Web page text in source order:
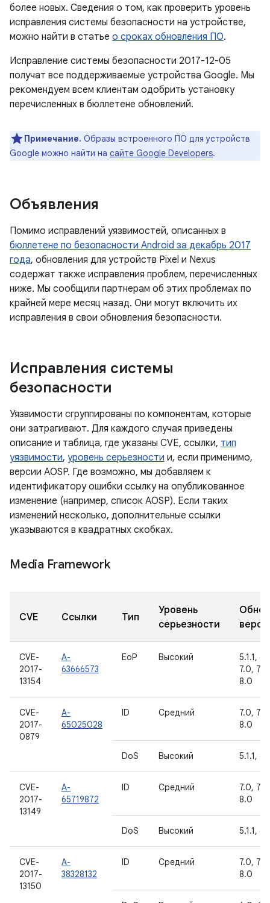
более новых. Сведения о том, как проверить уровень
исправления системы безопасности на устройстве,
можно найти в статье о сроках обновления ПО.
Исправление системы безопасности 2017-12-05
получат все поддерживаемые устройства Google. Мы
рекомендуем всем клиентам одобрить установку
перечисленных в бюллетене обновлений.
Примечание. Образы встроенного ПО для устройств
Google можно найти на сайте Google Developers.
Объявления
Помимо исправлений уязвимостей, описанных в
бюллетене по безопасности Android за декабрь 2017
года, обновления для устройств Pixel и Nexus
содержат также исправления проблем, перечисленных
ниже. Мы сообщили партнерам об этих проблемах по
крайней мере месяц назад. Они могут включить их
исправления в свои обновления безопасности.
Исправления системы
безопасности
Уязвимости сгруппированы по компонентам, которые
они затрагивают. Для каждого случая приведены
описание и таблица, где указаны CVE, ссылки, тип
уязвимости, уровень серьезности и, если применимо,
версии AOSP. Где возможно, мы добавляем к
идентификатору ошибки ссылку на опубликованное
изменение (например, список AOSP). Если таких
изменений несколько, дополнительные ссылки
указываются в квадратных скобках.
Media Framework
CVE Ссылки Тип
Уровень
серьезности
CVE-
2017-
13154
A-
63666573
EoP Высокий
5.1.1,
7.0,
8.0
CVE-
2017-
0879
A-
65025028
ID Средний
7.0,
8.0
DoS Высокий 5.1.1,
CVE-
2017-
13149
A-
65719872
ID Средний
7.0,
8.0
DoS Высокий 5.1.1,
CVE-
2017-
13150
A-
38328132
ID Средний
7.0,
8.0